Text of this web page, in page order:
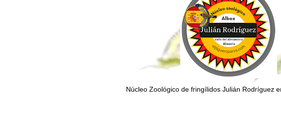
Núcleo Zoológico de fringílidos Julián Rodríguez